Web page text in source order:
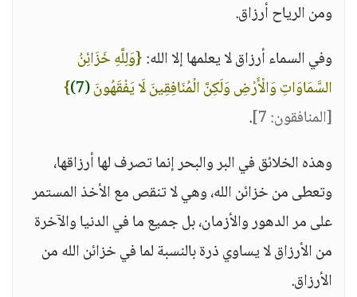
ومن الرياح أرزاق.
وفي السماء أرزاق لا يعلمها إلا الله:{وَلِلَّهِ خَزَائِنُ
السَّمَاوَاتِ وَالْأَرْضِ وَلَكِنَّ الْمُنَافِقِينَ لَا يَفْقَهُونَ(7)
}
[المنافقون: 7]
.
وهذه الخلائق في البر والبحر إنما تصرف لها أرزاقها،
وتعطى من خزائن الله، وهي لا تنقص مع الأخذ المستمر
على مر الدهور والأزمان، بل جميع ما في الدنيا والآخرة
من الأرزاق لا يساوي ذرة بالنسبة لما في خزائن الله من
الأرزاق.